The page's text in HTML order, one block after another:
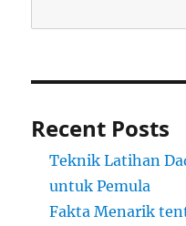
Recent Posts
Teknik Latihan
untuk Pemula
Fakta Menarik